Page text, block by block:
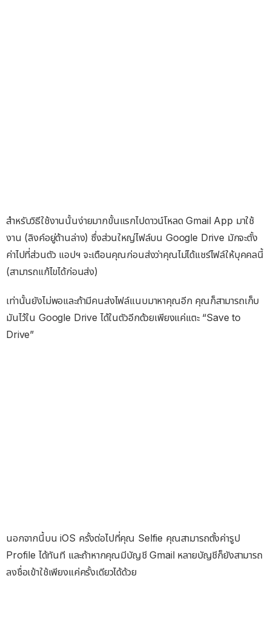
สำหรับวิธีใช้งานนั้นง่ายมากขั้นแรกไปดาวน์โหลด Gmail App มาใช้
งาน (ลิงค์อยู่ด้านล่าง) ซึ่งส่วนใหญ่ไฟล์บน Google Drive มักจะตั้ง
ค่าไปที่ส่วนตัว แอปฯ จะเตือนคุณก่อนส่งว่าคุณไม่ได้แชร์ไฟล์ให้บุคคลนี้
(สามารถแก้ไขได้ก่อนส่ง)
เท่านั้นยังไม่พอและถ้ามีคนส่งไฟล์แนบมาหาคุณอีก คุณก็สามารถเก็บ
มันไว้ใน Google Drive ได้ในตัวอีกด้วยเพียงแค่แตะ “Save to
Drive”
นอกจากนี้บน iOS ครั้งต่อไปที่คุณ Selfie คุณสามารถตั้งค่ารูป
Profile ได้ทันที และถ้าหากคุณมีบัญชี Gmail หลายบัญชีก็ยังสามารถ
ลงชื่อเข้าใช้เพียงแค่ครั้งเดียวได้ด้วย